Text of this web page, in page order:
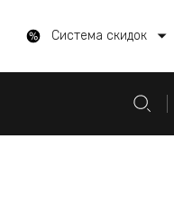
Система скидок